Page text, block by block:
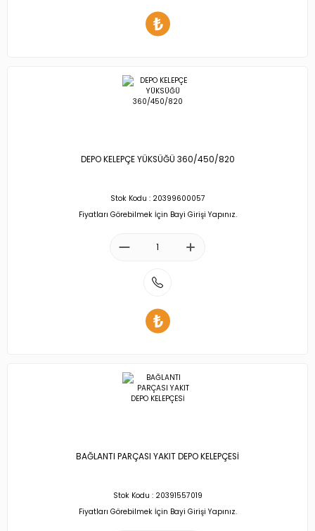
DEPO KELEPÇE YÜKSÜĞÜ 360/450/820
Stok Kodu : 20399600057
Fiyatları Görebilmek İçin Bayi Girişi Yapınız.
BAĞLANTI PARÇASI YAKIT DEPO KELEPÇESİ
Stok Kodu : 20391557019
Fiyatları Görebilmek İçin Bayi Girişi Yapınız.